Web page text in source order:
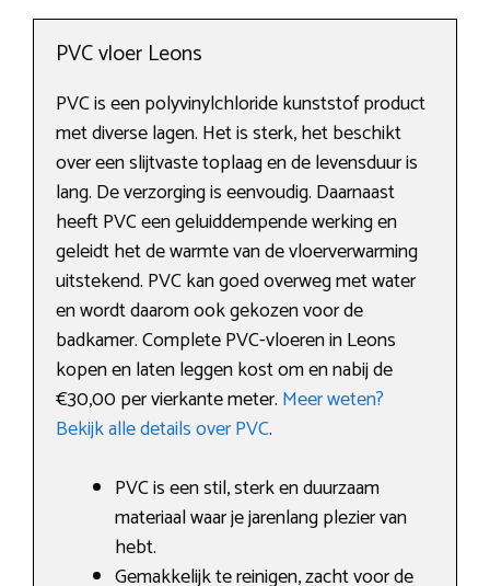
PVC vloer Leons
PVC is een polyvinylchloride kunststof product
met diverse lagen. Het is sterk, het beschikt
over een slijtvaste toplaag en de levensduur is
lang. De verzorging is eenvoudig. Daarnaast
heeft PVC een geluiddempende werking en
geleidt het de warmte van de vloerverwarming
uitstekend. PVC kan goed overweg met water
en wordt daarom ook gekozen voor de
badkamer. Complete PVC-vloeren in Leons
kopen en laten leggen kost om en nabij de
€30,00 per vierkante meter. Meer weten?
Bekijk alle details over PVC.
PVC is een stil, sterk en duurzaam
materiaal waar je jarenlang plezier van
hebt.
Gemakkelijk te reinigen, zacht voor de